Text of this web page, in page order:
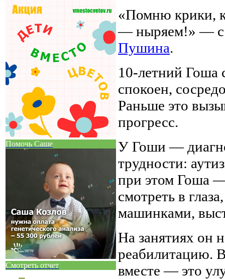
Помочь Саше
Смотреть отчет
«Помню крики,
— ныряем!» — с
Пушина.
10-летний Гоша
спокоен,
Раньше это
прогресс.
У Гоши —
трудности:
при этом Гоша
смотреть в
машинками,
На занятиях он
реабилитацию.
вместе — это